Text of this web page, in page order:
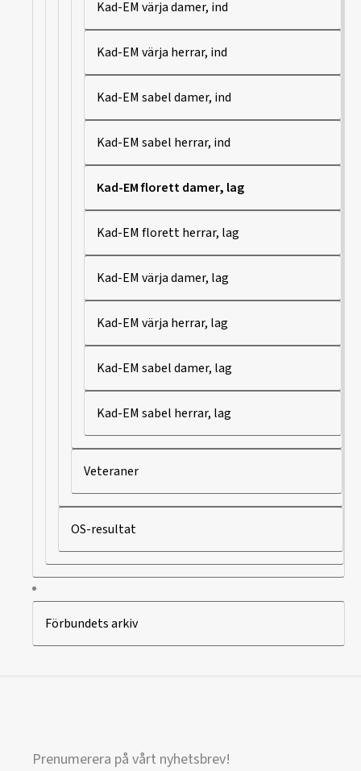
Kad-EM värja damer, ind
Kad-EM värja herrar, ind
Kad-EM sabel damer, ind
Kad-EM sabel herrar, ind
Kad-EM florett damer, lag
Kad-EM florett herrar, lag
Kad-EM värja damer, lag
Kad-EM värja herrar, lag
Kad-EM sabel damer, lag
Kad-EM sabel herrar, lag
Veteraner
OS-resultat
Förbundets arkiv
Prenumerera på vårt nyhetsbrev!